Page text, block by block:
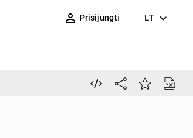
person_outline Prisijungti LT expand_more